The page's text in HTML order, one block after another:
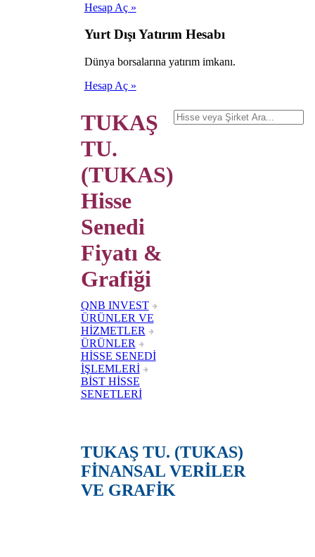
Hesap Aç »
Yurt Dışı Yatırım Hesabı
Dünya borsalarına yatırım imkanı.
Hesap Aç »
TUKAŞ
TU.
(TUKAS)
Hisse
Senedi
Fiyatı &
Grafiği
QNB INVEST
ÜRÜNLER VE
HİZMETLER
ÜRÜNLER
HİSSE SENEDİ
İŞLEMLERİ
BİST HİSSE
SENETLERİ
TUKAŞ TU. (TUKAS)
FİNANSAL VERİLER
VE GRAFİK